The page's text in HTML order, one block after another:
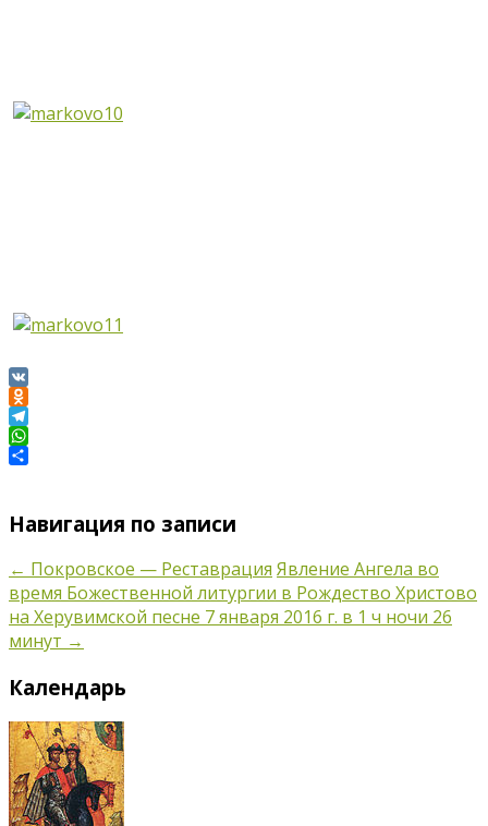
VK
Odnoklassniki
Telegram
WhatsApp
Навигация по записи
← Покровское — Реставрация Явление Ангела во
время Божественной литургии в Рождество Христово
на Херувимской песне 7 января 2016 г. в 1 ч ночи 26
минут →
Календарь